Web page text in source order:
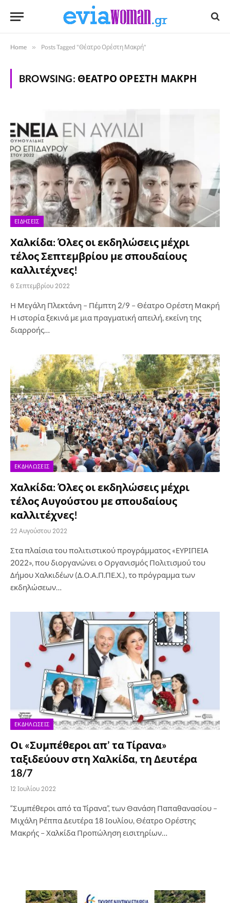
Home » Posts Tagged "Θέατρο Ορέστη Μακρή"
BROWSING: ΘΈΑΤΡΟ ΟΡΈΣΤΗ ΜΑΚΡΉ
ΕΙΔΉΣΕΙΣ
Χαλκίδα: Όλες οι εκδηλώσεις μέχρι
τέλος Σεπτεμβρίου με σπουδαίους
καλλιτέχνες!
6 Σεπτεμβρίου 2022
Η Μεγάλη Πλεκτάνη – Πέμπτη 2/9 – Θέατρο Ορέστη Μακρή
Η ιστορία ξεκινά με μια πραγματική απειλή, εκείνη της
διαρροής…
ΕΚΔΗΛΏΣΕΙΣ
Χαλκίδα: Όλες οι εκδηλώσεις μέχρι
τέλος Αυγούστου με σπουδαίους
καλλιτέχνες!
22 Αυγούστου 2022
Στα πλαίσια του πολιτιστικού προγράμματος «ΕΥΡΙΠΕΙΑ
2022», που διοργανώνει ο Οργανισμός Πολιτισμού του
Δήμου Χαλκιδέων (Δ.Ο.Α.Π.ΠΕ.Χ.), το πρόγραμμα των
εκδηλώσεων…
ΕΚΔΗΛΏΣΕΙΣ
Οι «Συμπέθεροι απ’ τα Τίρανα»
ταξιδεύουν στη Χαλκίδα, τη Δευτέρα
18/7
12 Ιουλίου 2022
“Συμπέθεροι από τα Τίρανα”, των Θανάση Παπαθανασίου –
Μιχάλη Ρέππα Δευτέρα 18 Ιουλίου, Θέατρο Ορέστης
Μακρής – Χαλκίδα Προπώληση εισιτηρίων…